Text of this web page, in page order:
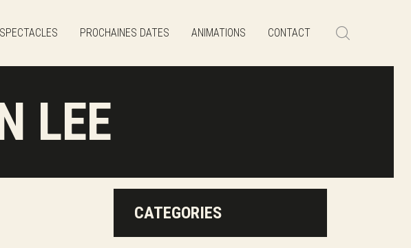
SPECTACLES PROCHAINES DATES ANIMATIONS CONTACT
LEE
CATEGORIES